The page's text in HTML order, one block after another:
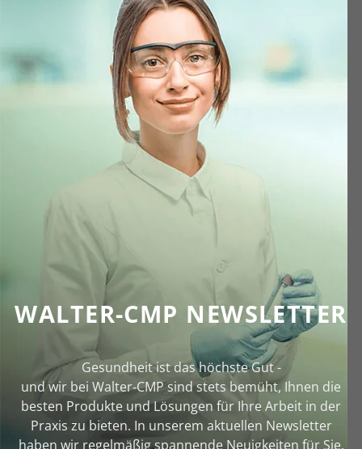
WALTER-CMP NEWSLETTER
Gesundheit ist das höchste Gut -
und wir bei Walter‑CMP sind stets bemüht, Ihnen die
besten Produkte und Lösungen für Ihre Arbeit in der
Praxis zu bieten. In unserem aktuellen Newsletter
haben wir regelmäßig spannende Neuigkeiten für Sie.